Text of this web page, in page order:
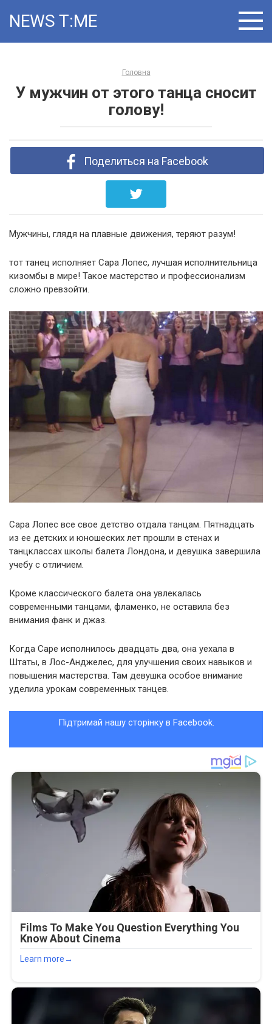
NEWS T:ME
Головна
У мужчин от этого танца сносит
голову!
Поделиться на Facebook
Мужчины, глядя на плавные движения, теряют разум!
тот танец исполняет Сара Лопес, лучшая исполнительница
кизомбы в мире! Такое мастерство и профессионализм
сложно превзойти.
Сара Лопес все свое детство отдала танцам. Пятнадцать
из ее детских и юношеских лет прошли в стенах и
танцклассах школы балета Лондона, и девушка завершила
учебу с отличием.
Кроме классического балета она увлекалась
современными танцами, фламенко, не оставила без
внимания фанк и джаз.
Когда Саре исполнилось двадцать два, она уехала в
Штаты, в Лос-Анджелес, для улучшения своих навыков и
повышения мастерства. Там девушка особое внимание
уделила урокам современных танцев.
Підтримай нашу сторінку в Facebook.